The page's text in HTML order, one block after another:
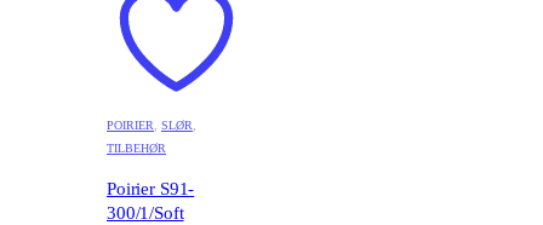
POIRIER SLØR
TILBEHØR
Poirier S91-
300/1/Soft